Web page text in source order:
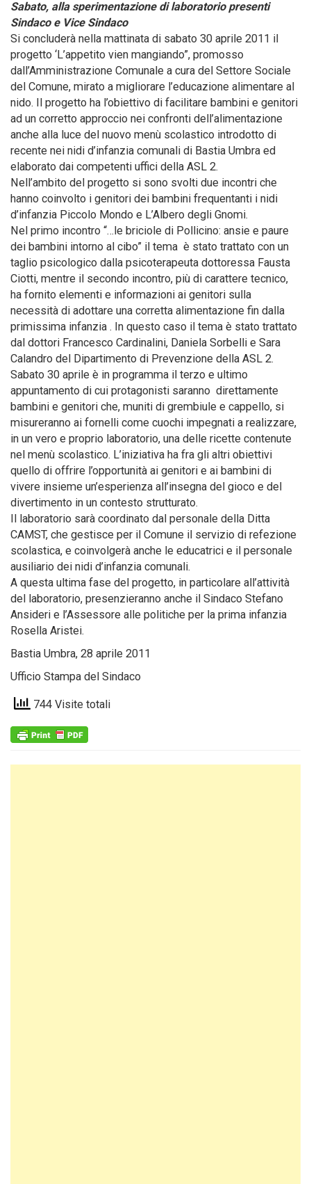
Sabato, alla sperimentazione di laboratorio presenti
Sindaco e Vice Sindaco
Si concluderà nella mattinata di sabato 30 aprile 2011 il
progetto ‘L’appetito vien mangiando”, promosso
dall’Amministrazione Comunale a cura del Settore Sociale
del Comune, mirato a migliorare l’educazione alimentare al
nido. Il progetto ha l’obiettivo di facilitare bambini e genitori
ad un corretto approccio nei confronti dell’alimentazione
anche alla luce del nuovo menù scolastico introdotto di
recente nei nidi d’infanzia comunali di Bastia Umbra ed
elaborato dai competenti uffici della ASL 2.
Nell’ambito del progetto si sono svolti due incontri che
hanno coinvolto i genitori dei bambini frequentanti i nidi
d’infanzia Piccolo Mondo e L’Albero degli Gnomi.
Nel primo incontro “…le briciole di Pollicino: ansie e paure
dei bambini intorno al cibo” il tema è stato trattato con un
taglio psicologico dalla psicoterapeuta dottoressa Fausta
Ciotti, mentre il secondo incontro, più di carattere tecnico,
ha fornito elementi e informazioni ai genitori sulla
necessità di adottare una corretta alimentazione fin dalla
primissima infanzia . In questo caso il tema è stato trattato
dal dottori Francesco Cardinalini, Daniela Sorbelli e Sara
Calandro del Dipartimento di Prevenzione della ASL 2.
Sabato 30 aprile è in programma il terzo e ultimo
appuntamento di cui protagonisti saranno direttamente
bambini e genitori che, muniti di grembiule e cappello, si
misureranno ai fornelli come cuochi impegnati a realizzare,
in un vero e proprio laboratorio, una delle ricette contenute
nel menù scolastico. L’iniziativa ha fra gli altri obiettivi
quello di offrire l’opportunità ai genitori e ai bambini di
vivere insieme un’esperienza all’insegna del gioco e del
divertimento in un contesto strutturato.
Il laboratorio sarà coordinato dal personale della Ditta
CAMST, che gestisce per il Comune il servizio di refezione
scolastica, e coinvolgerà anche le educatrici e il personale
ausiliario dei nidi d’infanzia comunali.
A questa ultima fase del progetto, in particolare all’attività
del laboratorio, presenzieranno anche il Sindaco Stefano
Ansideri e l’Assessore alle politiche per la prima infanzia
Rosella Aristei.
Bastia Umbra, 28 aprile 2011
Ufficio Stampa del Sindaco
744 Visite totali